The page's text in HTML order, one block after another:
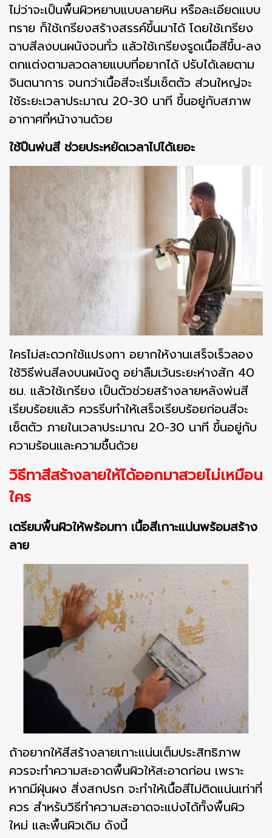
ไม่ว่าจะเป็นพื้นผิวหยาบแบบลายหิน หรือละเอียดแบบ
ทราย ก็ใช้เกรียงสร้างสรรค์ขึ้นมาได้ โดยใช้เกรียง
ฉาบสีลงบนผนังจนทั่ว แล้วใช้เกรียงรูดเนื้อสีขึ้น-ลง
ตกแต่งตามลวดลายแบบที่อยากได้ ปรับได้เลยตาม
จินตนาการ จนกว่าเนื้อสีจะเริ่มเซ็ตตัว ส่วนใหญ่จะ
ใช้ระยะเวลาประมาณ 20-30 นาที ขึ้นอยู่กับสภาพ
อากาศที่หน้างานด้วย
ใช้ปืนพ่นสี ช่วยประหยัดเวลาไปได้เยอะ
ใครไม่สะดวกใช้แปรงทา อยากให้งานเสร็จเร็วลอง
ใช้วิธีพ่นสีลงบนผนังดู อย่าลืมเว้นระยะห่างสัก 40
ซม. แล้วใช้เกรียง เป็นตัวช่วยสร้างลายหลังพ่นสี
เรียบร้อยแล้ว ควรรีบทำให้เสร็จเรียบร้อยก่อนสีจะ
เซ็ตตัว ภายในเวลาประมาณ 20-30 นาที ขึ้นอยู่กับ
ความร้อนและความชื้นด้วย
วิธีทาสีสร้างลายให้ได้ออกมาสวยไม่เหมือน
ใคร
เตรียมพื้นผิวให้พร้อมทา เนื้อสีเกาะแน่นพร้อมสร้าง
ลาย
ถ้าอยากให้สีสร้างลายเกาะแน่นเต็มประสิทธิภาพ
ควรจะทำความสะอาดพื้นผิวให้สะอาดก่อน เพราะ
หากมีฝุ่นผง สิ่งสกปรก จะทำให้เนื้อสีไม่ติดแน่นเท่าที่
ควร สำหรับวิธีทำความสะอาดจะแบ่งได้ทั้งพื้นผิว
ใหม่ และพื้นผิวเดิม ดังนี้